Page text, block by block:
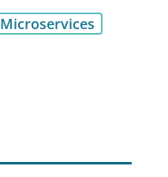
Microservices